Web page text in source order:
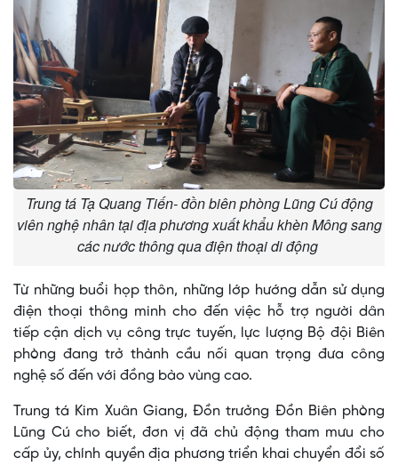
Trung tá Tạ Quang Tiến- đồn biên phòng Lũng Cú động
viên nghệ nhân tại địa phương xuất khẩu khèn Mông sang
các nước thông qua điện thoại di động
Từ những buổi họp thôn, những lớp hướng dẫn sử dụng
điện thoại thông minh cho đến việc hỗ trợ người dân
tiếp cận dịch vụ công trực tuyến, lực lượng Bộ đội Biên
phòng đang trở thành cầu nối quan trọng đưa công
nghệ số đến với đồng bào vùng cao.
Trung tá Kim Xuân Giang, Đồn trưởng Đồn Biên phòng
Lũng Cú cho biết, đơn vị đã chủ động tham mưu cho
cấp ủy, chính quyền địa phương triển khai chuyển đổi số